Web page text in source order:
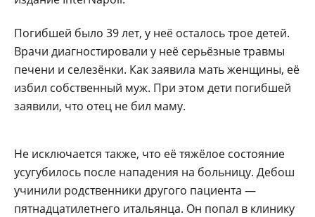
Погибшей было 39 лет, у неё осталось трое детей.
Врачи диагностировали у неё серьёзные травмы
печени и селезёнки. Как заявила мать женщины, её
избил собственный муж. При этом дети погибшей
заявили, что отец не бил маму.
Не исключается также, что её тяжёлое состояние
усугубилось после нападения на больницу. Дебош
учинили родственники другого пациента —
пятнадцатилетнего итальянца. Он попал в клинику